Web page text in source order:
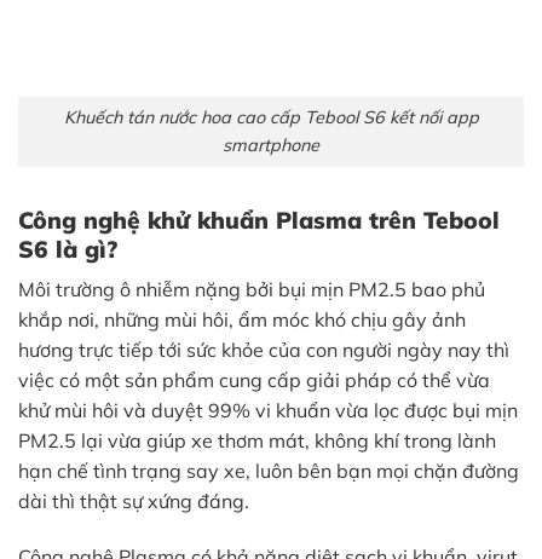
Khuếch tán nước hoa cao cấp Tebool S6 kết nối app
smartphone
Công nghệ khử khuẩn Plasma trên Tebool
S6 là gì?
Môi trường ô nhiễm nặng bởi bụi mịn PM2.5 bao phủ
khắp nơi, những mùi hôi, ẩm móc khó chịu gây ảnh
hương trực tiếp tới sức khỏe của con người ngày nay thì
việc có một sản phẩm cung cấp giải pháp có thể vừa
khử mùi hôi và duyệt 99% vi khuẩn vừa lọc được bụi mịn
PM2.5 lại vừa giúp xe thơm mát, không khí trong lành
hạn chế tình trạng say xe, luôn bên bạn mọi chặn đường
dài thì thật sự xứng đáng.